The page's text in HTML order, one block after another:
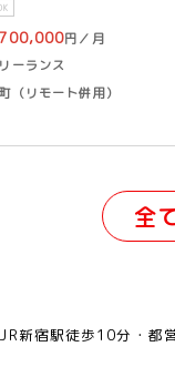
700,000円／月
ーランス
（リモート併用）
全
JR新宿駅徒歩10分
都